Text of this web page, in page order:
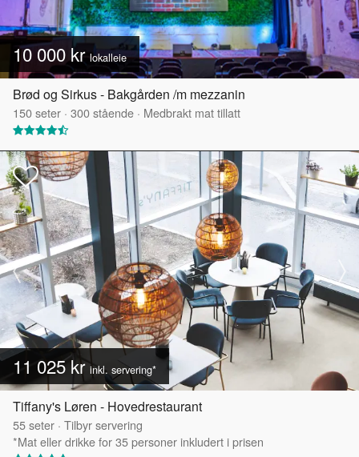
10 000 kr lokalleie
Brød og Sirkus - Bakgården /m mezzanin
150seter · 300stående · Medbrakt mat tillatt
11 025 kr inkl. servering*
Tiffany's Løren - Hovedrestaurant
55seter · Tilbyr servering
*Mat eller drikke for 35 personer inkludert i prisen